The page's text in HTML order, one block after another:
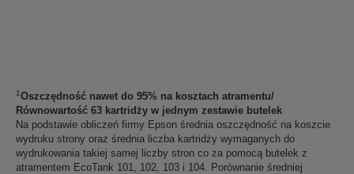
1Oszczędność nawet do 95% na kosztach atramentu/
Równowartość 63 kartridży w jednym zestawie butelek
Na podstawie obliczeń firmy Epson średnia oszczędność na koszcie
wydruku strony oraz średnia liczba kartridży wymaganych do
wydrukowania takiej samej liczby stron co za pomocą butelek z
atramentem EcoTank 101, 102, 103 i 104. Porównanie średniej